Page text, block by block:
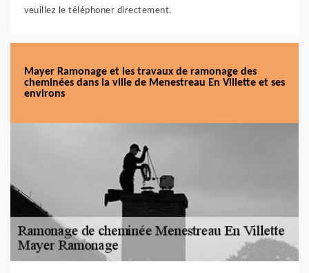
veuillez le téléphoner directement.
Mayer Ramonage et les travaux de ramonage des
cheminées dans la ville de Menestreau En Villette et ses
environs